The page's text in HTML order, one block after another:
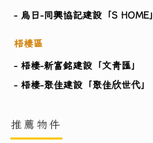
- 烏日-同興協記建設「S HOME」
梧棲區
- 梧棲-新富銘建設「文青匯」
- 梧棲-聚佳建設「聚佳欣世代」
推薦物件